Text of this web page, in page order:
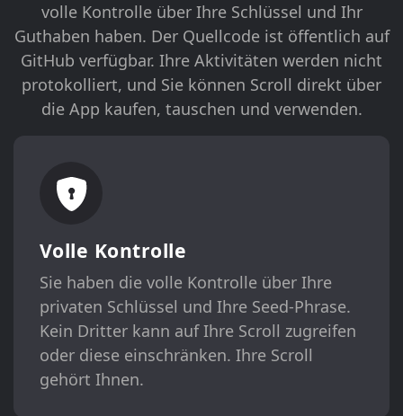
volle Kontrolle über Ihre Schlüssel und Ihr
Guthaben haben. Der Quellcode ist öffentlich auf
GitHub verfügbar. Ihre Aktivitäten werden nicht
protokolliert, und Sie können Scroll direkt über
die App kaufen, tauschen und verwenden.
Volle Kontrolle
Sie haben die volle Kontrolle über Ihre
privaten Schlüssel und Ihre Seed-Phrase.
Kein Dritter kann auf Ihre Scroll zugreifen
oder diese einschränken. Ihre Scroll
gehört Ihnen.